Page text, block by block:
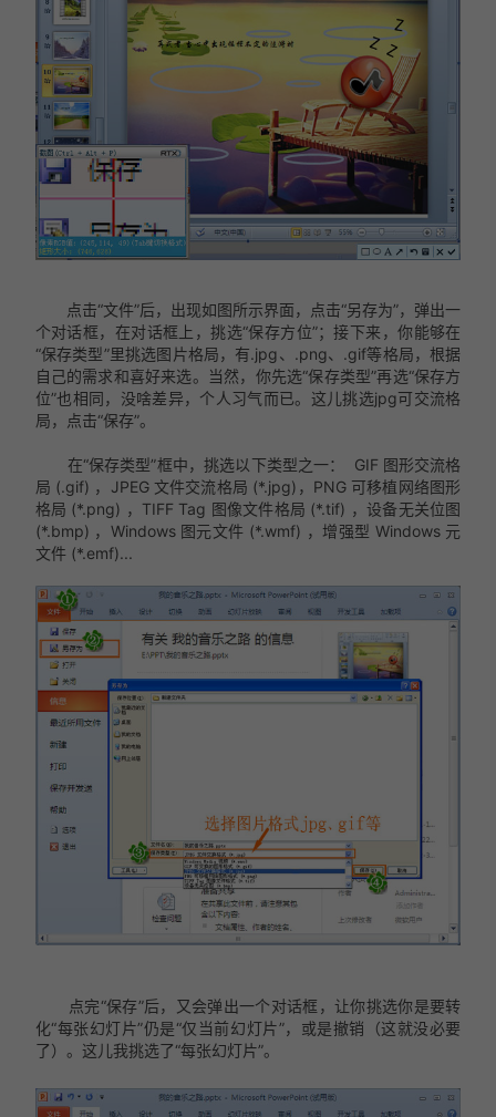
点击“文件”后，出现如图所示界面，点击“另存为”，弹出一
个对话框，在对话框上，挑选“保存方位”；接下来，你能够在
“保存类型”里挑选图片格局，有.jpg、.png、.gif等格局，根据
自己的需求和喜好来选。当然，你先选“保存类型”再选“保存方
位”也相同，没啥差异，个人习气而已。这儿挑选jpg可交流格
局，点击“保存”。
在“保存类型”框中，挑选以下类型之一： GIF 图形交流格
局 (.gif) ，JPEG 文件交流格局 (*.jpg)，PNG 可移植网络图形
格局 (*.png) ，TIFF Tag 图像文件格局 (*.tif) ，设备无关位图
(*.bmp) ，Windows 图元文件 (*.wmf) ，增强型 Windows 元
文件 (*.emf)...
点完“保存”后，又会弹出一个对话框，让你挑选你是要转
化“每张幻灯片”仍是“仅当前幻灯片”，或是撤销（这就没必要
了）。这儿我挑选了“每张幻灯片”。